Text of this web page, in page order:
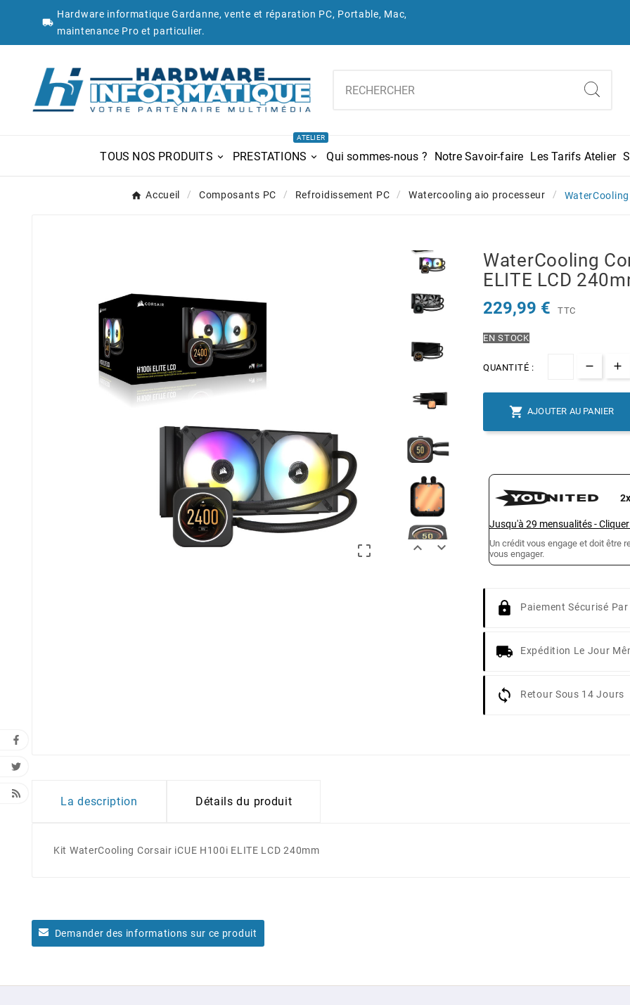

Hardware informatique Gardanne, vente et réparation PC, Portable, Mac,
maintenance Pro et particulier.
TOUS NOS PRODUITS PRESTATIONS
ATELIER
Qui sommes-nous ? Notre Savoir-faire Les Tarifs Atelier
Accueil Composants PC Refroidissement PC Watercooling aio processeur
  
WaterCooling
ELITE LCD
229,99 € TTC
EN STOCK
QUANTITÉ :
 AJOUTER AU PANIER
2x
Jusqu'à 29 mensualités-
Un crédit vous engage et doit être
vous engager.
Paiement Sécurisé Par
Expédition Le Jour
Retour Sous 14 Jours
La description Détails du produit
Kit WaterCooling Corsair iCUE H100i ELITE LCD 240mm
Demander des informations sur ce produit